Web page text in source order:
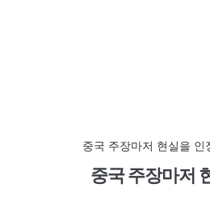
중국 주장마저 현실을 인
중국 주장마저